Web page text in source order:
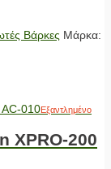
Βάρκες Μάρκα:
Εξαντλημένο
XPRO-200